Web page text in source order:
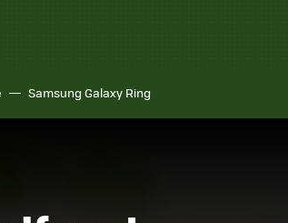
Samsung Galaxy Ring